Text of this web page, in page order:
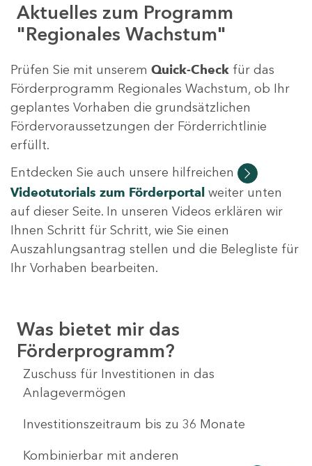
Aktuelles zum Programm
"Regionales Wachstum"
Prüfen Sie mit unserem Quick-Check für das
Förderprogramm Regionales Wachstum, ob Ihr
geplantes Vorhaben die grundsätzlichen
Fördervoraussetzungen der Förderrichtlinie
erfüllt.
Entdecken Sie auch unsere hilfreichen
Videotutorials zum Förderportal weiter unten
auf dieser Seite. In unseren Videos erklären wir
Ihnen Schritt für Schritt, wie Sie einen
Auszahlungsantrag stellen und die Belegliste für
Ihr Vorhaben bearbeiten.
Was bietet mir das
Förderprogramm?
Zuschuss für Investitionen in das
Anlagevermögen
Investitionszeitraum bis zu 36 Monate
Kombinierbar mit anderen